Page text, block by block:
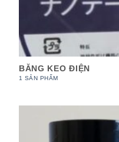
BĂNG KEO ĐIỆN
1 SẢN PHẨM